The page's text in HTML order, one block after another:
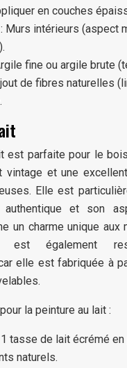
en couches
Murs intérieurs (aspect
fine ou argile brute
de fibres naturelles
est parfaite pour le
vintage et une
Elle est
et son
un charme unique aux
est également
elle est fabriquée à
la peinture au lait :
tasse de lait écrémé
naturels.